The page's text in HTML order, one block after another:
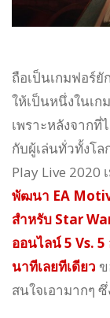
ถือเป็นเกมฟอร์
ให้เป็นหนึ่งในเก
เพราะหลังจากที่
กับผู้เล่นทั่วทั้งโ
Play Live 2020
พัฒนา EA
สำหรับ Star
ออนไลน์ 5 Vs.
นาทีเลยทีเดียว
สนใจเอามากๆ